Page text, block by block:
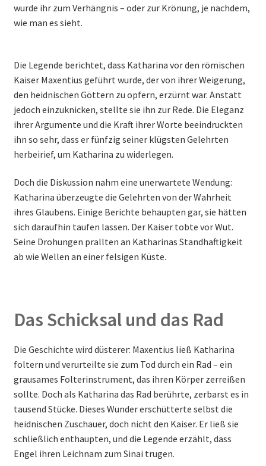
wurde ihr zum Verhängnis – oder zur Krönung, je nachdem,
wie man es sieht.
Die Legende berichtet, dass Katharina vor den römischen
Kaiser Maxentius geführt wurde, der von ihrer Weigerung,
den heidnischen Göttern zu opfern, erzürnt war. Anstatt
jedoch einzuknicken, stellte sie ihn zur Rede. Die Eleganz
ihrer Argumente und die Kraft ihrer Worte beeindruckten
ihn so sehr, dass er fünfzig seiner klügsten Gelehrten
herbeirief, um Katharina zu widerlegen.
Doch die Diskussion nahm eine unerwartete Wendung:
Katharina überzeugte die Gelehrten von der Wahrheit
ihres Glaubens. Einige Berichte behaupten gar, sie hätten
sich daraufhin taufen lassen. Der Kaiser tobte vor Wut.
Seine Drohungen prallten an Katharinas Standhaftigkeit
ab wie Wellen an einer felsigen Küste.
Das Schicksal und das Rad
Die Geschichte wird düsterer: Maxentius ließ Katharina
foltern und verurteilte sie zum Tod durch ein Rad – ein
grausames Folterinstrument, das ihren Körper zerreißen
sollte. Doch als Katharina das Rad berührte, zerbarst es in
tausend Stücke. Dieses Wunder erschütterte selbst die
heidnischen Zuschauer, doch nicht den Kaiser. Er ließ sie
schließlich enthaupten, und die Legende erzählt, dass
Engel ihren Leichnam zum Sinai trugen.